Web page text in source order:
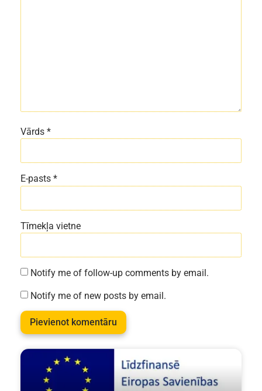
Vārds *
E-pasts *
Tīmekļa vietne
Notify me of follow-up comments by email.
Notify me of new posts by email.